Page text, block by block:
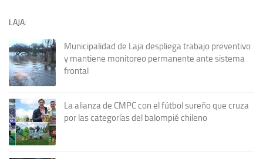
LAJA:
Municipalidad de Laja despliega trabajo preventivo
y mantiene monitoreo permanente ante sistema
frontal
La alianza de CMPC con el fútbol sureño que cruza
por las categorías del balompié chileno